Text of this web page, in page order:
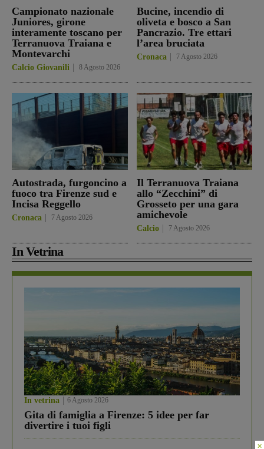
Campionato nazionale
Juniores, girone
interamente toscano per
Terranuova Traiana e
Montevarchi
Calcio Giovanili 8 Agosto 2026
Bucine, incendio di
oliveta e bosco a San
Pancrazio. Tre ettari
l’area bruciata
Cronaca 7 Agosto 2026
Autostrada, furgoncino a
fuoco tra Firenze sud e
Incisa Reggello
Cronaca 7 Agosto 2026
Il Terranuova Traiana
allo “Zecchini” di
Grosseto per una gara
amichevole
Calcio 7 Agosto 2026
In Vetrina
In vetrina 6 Agosto 2026
Gita di famiglia a Firenze: 5 idee per far
divertire i tuoi figli
×